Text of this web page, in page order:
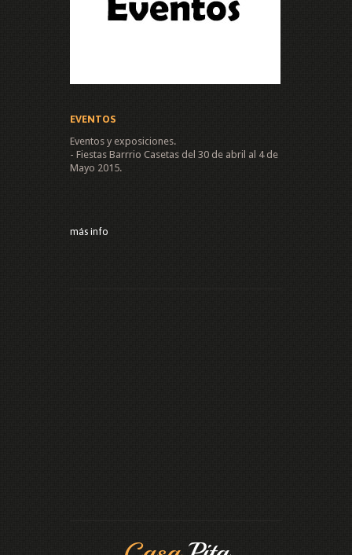
EVENTOS
Eventos y exposiciones.
- Fiestas Barrrio Casetas del 30 de abril al 4 de
Mayo 2015.
más info